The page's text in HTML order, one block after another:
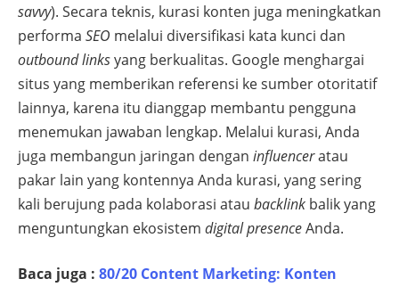
savvy). Secara teknis, kurasi konten juga meningkatkan
performa SEO melalui diversifikasi kata kunci dan
outbound linksyang berkualitas. Google menghargai
situs yang memberikan referensi ke sumber otoritatif
lainnya, karena itu dianggap membantu pengguna
menemukan jawaban lengkap. Melalui kurasi, Anda
juga membangun jaringan dengan influenceratau
pakar lain yang kontennya Anda kurasi, yang sering
kali berujung pada kolaborasi atau backlink balik yang
menguntungkan ekosistem digital presenceAnda.
Baca juga : 80/20 Content Marketing: Konten